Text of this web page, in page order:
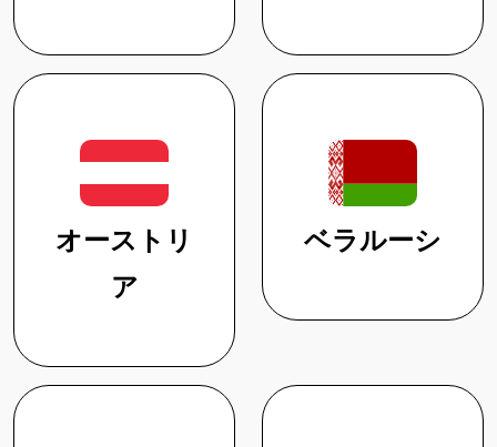
オーストリ
ア
ベラルーシ